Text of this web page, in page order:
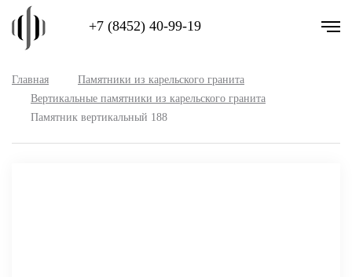
+7 (8452) 40-99-19
Главная
Памятники из карельского гранита
Вертикальные памятники из карельского гранита
Памятник вертикальный 188